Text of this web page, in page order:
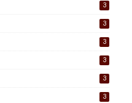
3
3
3
3
3
3